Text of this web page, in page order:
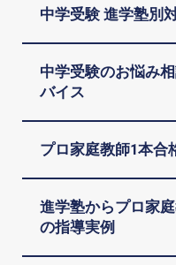
中学受験 進学塾別
中学受験のお悩み
バイス
プロ家庭教師1本合
進学塾からプロ家
の指導実例